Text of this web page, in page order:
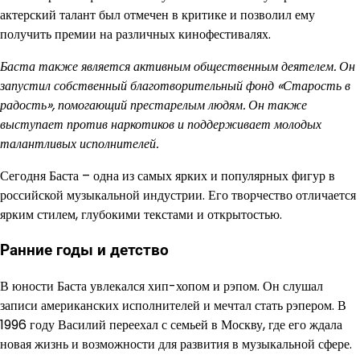
актерский талант был отмечен в критике и позволил ему
получить премии на различных кинофестивалях.
Баста также является активным общественным деятелем. Он
запустил собственный благотворительный фонд «Старость в
радость», помогающий престарелым людям. Он также
выступает против наркотиков и поддерживает молодых
талантливых исполнителей.
Сегодня Баста – одна из самых ярких и популярных фигур в
российской музыкальной индустрии. Его творчество отличается
ярким стилем, глубокими текстами и открытостью.
Ранние годы и детство
В юности Баста увлекался хип-хопом и рэпом. Он слушал
записи американских исполнителей и мечтал стать рэпером. В
1996 году Василий переехал с семьей в Москву, где его ждала
новая жизнь и возможности для развития в музыкальной сфере.